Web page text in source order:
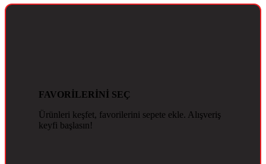
FAVORİLERİNİ SEÇ
Ürünleri keşfet, favorilerini sepete ekle. Alışveriş
keyfi başlasın!